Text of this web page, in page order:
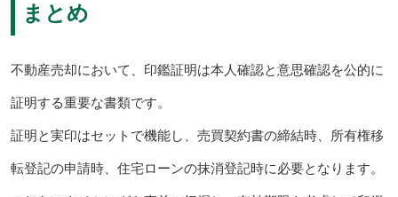
まとめ
不動産売却において、印鑑証明は本人確認と意思確認を公的に
証明する重要な書類です。
証明と実印はセットで機能し、売買契約書の締結時、所有権移
転登記の申請時、住宅ローンの抹消登記時に必要となります。